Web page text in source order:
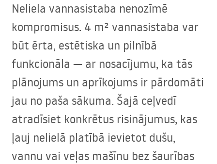
Neliela vannasistaba nenozīmē
kompromisus. 4 m² vannasistaba var
būt ērta, estētiska un pilnībā
funkcionāla — ar nosacījumu, ka tās
plānojums un aprīkojums ir pārdomāti
jau no paša sākuma. Šajā ceļvedī
atradīsiet konkrētus risinājumus, kas
ļauj nelielā platībā ievietot dušu,
vannu vai veļas mašīnu bez šaurības